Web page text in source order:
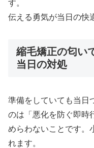
す。
伝える勇気が当日の快
縮毛矯正の匂い
当日の対処
準備をしていても当日
のは「悪化を防ぐ即時
めらわないことです。
れます。